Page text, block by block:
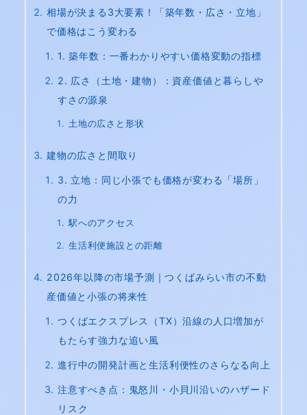
相場が決まる3大要素！「築年数・広さ・立地」
で価格はこう変わる
1. 築年数：一番わかりやすい価格変動の指標
2. 広さ（土地・建物）：資産価値と暮らしや
すさの源泉
土地の広さと形状
建物の広さと間取り
3. 立地：同じ小張でも価格が変わる「場所」
の力
駅へのアクセス
生活利便施設との距離
2026年以降の市場予測｜つくばみらい市の不動
産価値と小張の将来性
つくばエクスプレス（TX）沿線の人口増加が
もたらす強力な追い風
進行中の開発計画と生活利便性のさらなる向上
注意すべき点：鬼怒川・小貝川沿いのハザード
リスク